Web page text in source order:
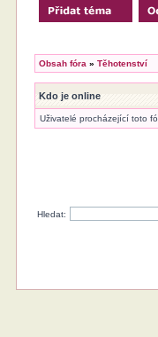
Obsah fóra »Těhotenství
Kdo je online
Uživatelé procházející toto
Hledat: